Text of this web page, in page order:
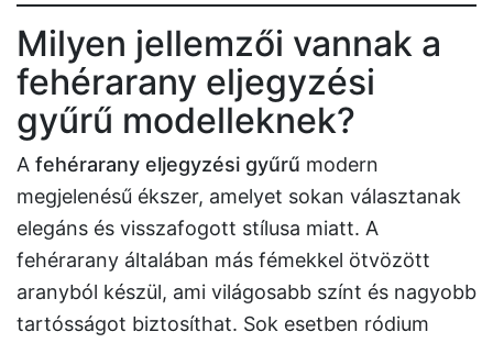
Milyen jellemzői vannak a
fehérarany eljegyzési
gyűrű modelleknek?
A fehérarany eljegyzési gyűrű modern
megjelenésű ékszer, amelyet sokan választanak
elegáns és visszafogott stílusa miatt. A
fehérarany általában más fémekkel ötvözött
aranyból készül, ami világosabb színt és nagyobb
tartósságot biztosíthat. Sok esetben ródium